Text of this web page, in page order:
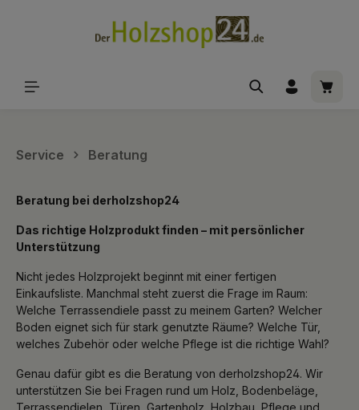
Service Beratung
Beratung bei derholzshop24
Das richtige Holzprodukt finden – mit persönlicher
Unterstützung
Nicht jedes Holzprojekt beginnt mit einer fertigen
Einkaufsliste. Manchmal steht zuerst die Frage im Raum:
Welche Terrassendiele passt zu meinem Garten? Welcher
Boden eignet sich für stark genutzte Räume? Welche Tür,
welches Zubehör oder welche Pflege ist die richtige Wahl?
Genau dafür gibt es die Beratung von derholzshop24. Wir
unterstützen Sie bei Fragen rund um Holz, Bodenbeläge,
Terrassendielen, Türen, Gartenholz, Holzbau, Pflege und